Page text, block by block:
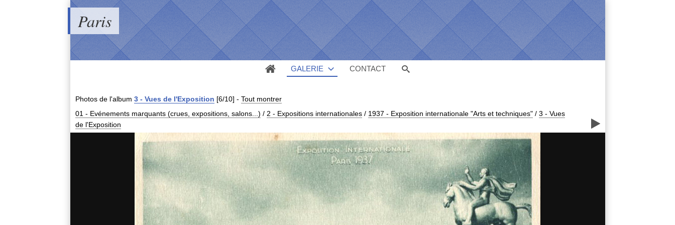
Paris
GALERIE CONTACT
Photos de l'album 3 - Vues de l'Exposition [6/10] - Tout montrer
01 - Evénements marquants (crues, expositions, salons...) / 2 - Expositions internationales / 1937 - Exposition internationale "Arts et techniques" / 3 - Vues
de l'Exposition
